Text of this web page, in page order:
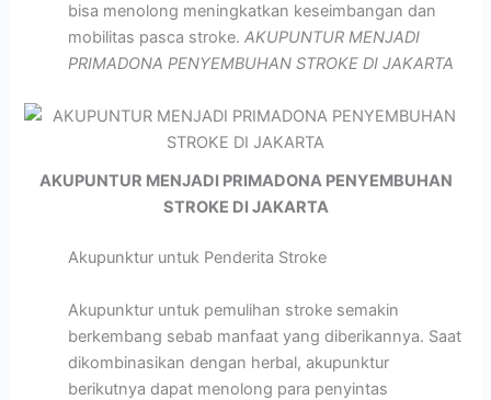
bisa menolong meningkatkan keseimbangan dan
mobilitas pasca stroke.AKUPUNTUR MENJADI
PRIMADONA PENYEMBUHAN STROKE DI JAKARTA
AKUPUNTUR MENJADI PRIMADONA PENYEMBUHAN
STROKE DI JAKARTA
Akupunktur untuk Penderita Stroke
Akupunktur untuk pemulihan stroke semakin
berkembang sebab manfaat yang diberikannya. Saat
dikombinasikan dengan herbal, akupunktur
berikutnya dapat menolong para penyintas